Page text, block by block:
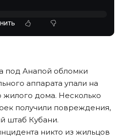
под Анапой обломки
аппарата упали на
жилого дома. Несколько
получили повреждения,
штаб Кубани.
никто из жильцов